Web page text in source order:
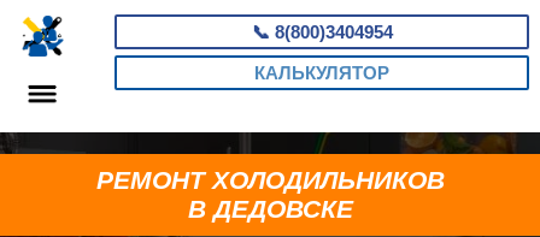
📞 8(800)3404954
КАЛЬКУЛЯТОР
РЕМОНТ ХОЛОДИЛЬНИКОВ
В ДЕДОВСКЕ